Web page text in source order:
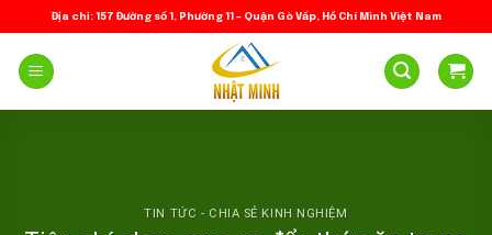
to
content
Địa chỉ: 157 Đường số 1, Phường 11 – Quận Gò Vấp, Hồ Chí Minh Việt Nam
TIN TỨC - CHIA SẺ KINH NGHIỆM